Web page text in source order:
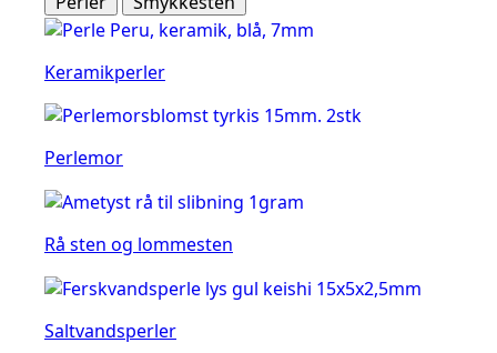
Keramikperler
Perlemor
Rå sten og lommesten
Saltvandsperler